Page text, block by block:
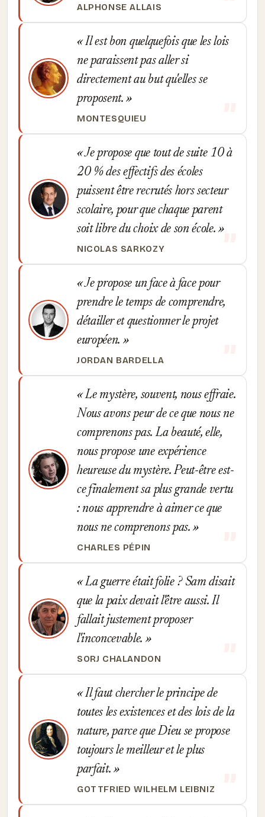
ALPHONSE ALLAIS
Il est bon quelquefois que les lois
ne paraissent pas aller si
directement au but qu'elles se
proposent.
MONTESQUIEU
Je propose que tout de suite 10 à
20 % des effectifs des écoles
puissent être recrutés hors secteur
scolaire, pour que chaque parent
soit libre du choix de son école.
NICOLAS SARKOZY
Je propose un face à face pour
prendre le temps de comprendre,
détailler et questionner le projet
européen.
JORDAN BARDELLA
Le mystère, souvent, nous effraie.
Nous avons peur de ce que nous ne
comprenons pas. La beauté, elle,
nous propose une expérience
heureuse du mystère. Peut-être est-
ce finalement sa plus grande vertu
: nous apprendre à aimer ce que
nous ne comprenons pas.
CHARLES PÉPIN
La guerre était folie ? Sam disait
que la paix devait l'être aussi. Il
fallait justement proposer
l'inconcevable.
SORJ CHALANDON
Il faut chercher le principe de
toutes les existences et des lois de la
nature, parce que Dieu se propose
toujours le meilleur et le plus
parfait.
GOTTFRIED WILHELM LEIBNIZ